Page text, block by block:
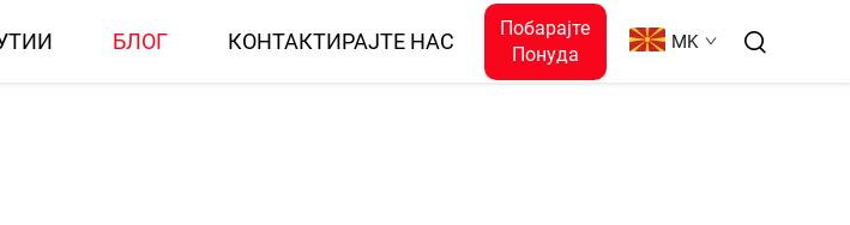
БЛОГ КОНТАКТИРАЈТЕ НАС
Побарајте
Понуда
MK